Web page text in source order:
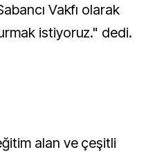
Vakfı olarak
istiyoruz." dedi.
alan ve çeşitli